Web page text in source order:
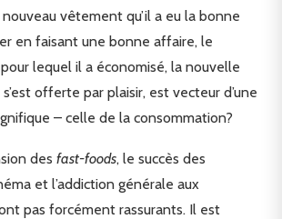
vêtement qu’il a eu la bonne
en faisant une bonne affaire, le
lequel il a économisé, la nouvelle
offerte par plaisir, est vecteur d’une
– celle de la consommation?
des fast-foods, le succès des
et l’addiction générale aux
pas forcément rassurants. Il est